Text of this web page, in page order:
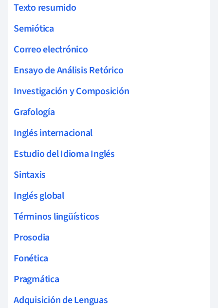
Texto resumido
Semiótica
Correo electrónico
Ensayo de Análisis Retórico
Investigación y Composición
Grafología
Inglés internacional
Estudio del Idioma Inglés
Sintaxis
Inglés global
Términos lingüísticos
Prosodia
Fonética
Pragmática
Adquisición de Lenguas